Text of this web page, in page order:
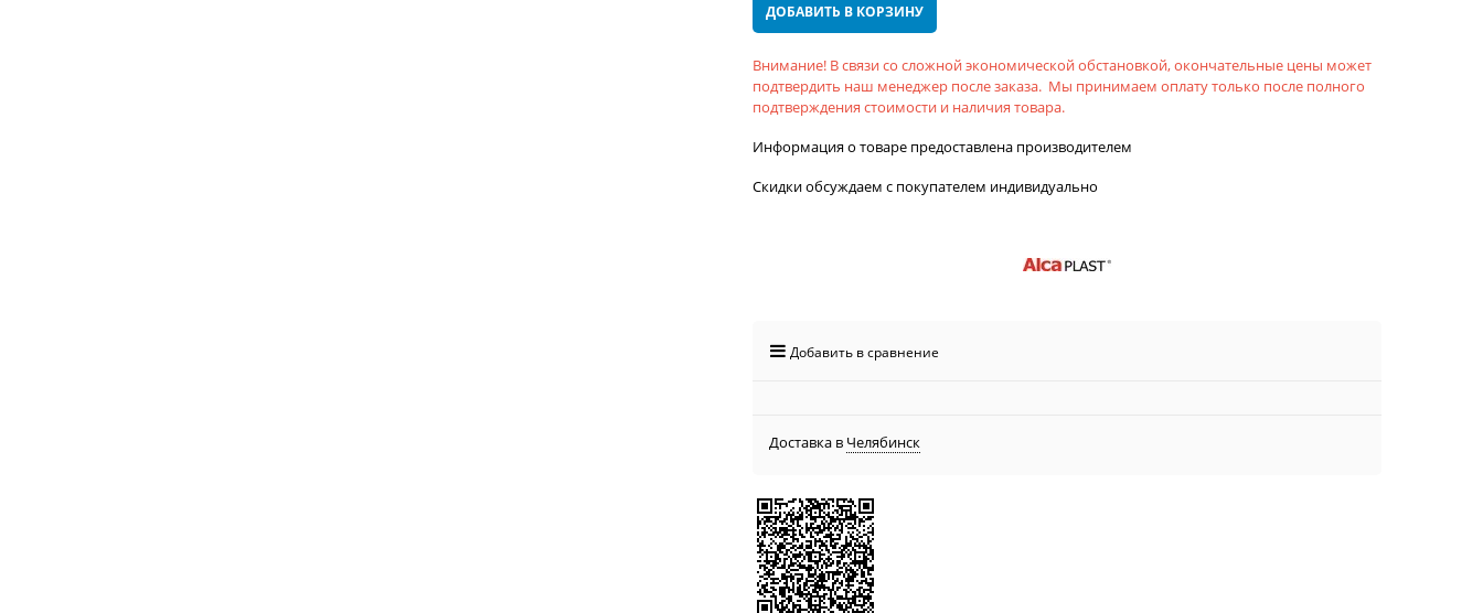
ДОБАВИТЬ В КОРЗИНУ
Внимание! В связи со сложной экономической обстановкой, окончательные цены может
подтвердить наш менеджер после заказа. Мы принимаем оплату только после полного
подтверждения стоимости и наличия товара.
Информация о товаре предоставлена производителем
Скидки обсуждаем с покупателем индивидуально
Добавить в сравнение
Доставка в Челябинск